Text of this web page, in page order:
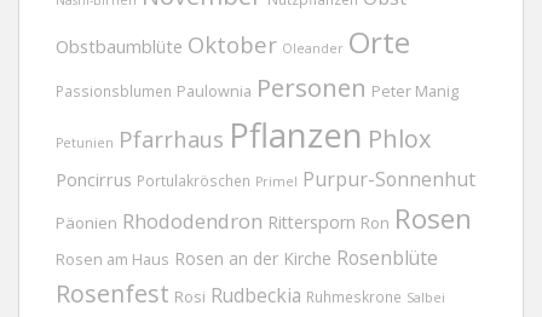
Obstbaumblüte Oktober Oleander Orte
Passionsblumen Paulownia Personen Peter Manig
Petunien Pfarrhaus Pflanzen Phlox
Poncirrus Portulakröschen Primel Purpur-Sonnenhut
Päonien Rhododendron Rittersporn Ron Rosen
Rosen am Haus Rosen an der Kirche Rosenblüte
Rosenfest Rosi Rudbeckia Ruhmeskrone Salbei